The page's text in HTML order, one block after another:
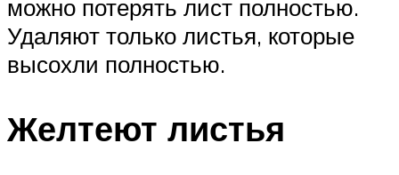
можно потерять лист полностью.
Удаляют только листья, которые
высохли полностью.
Желтеют листья